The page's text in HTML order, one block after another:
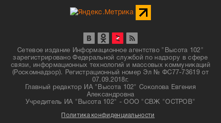
Сетевое издание Информационное агентство "Высота 102"
зарегистрировано Федеральной службой по надзору в сфере
связи, информационных технологий и массовых коммуникаций
(Роскомнадзор). Регистрационный номер Эл № ФС77-73619 от
07.09.2018г.
Главный редактор ИА "Высота 102" Соколова Евгения
Александровна
Учредитель ИА "Высота 102" - ООО "СВЖ "ОСТРОВ"
Политика конфиденциальности